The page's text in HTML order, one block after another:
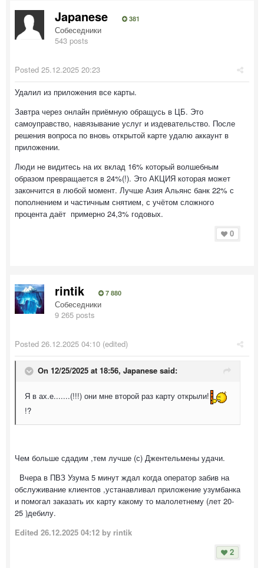
Japanese 381
Собеседники
543 posts
Posted 25.12.2025 20:23
Удалил из приложения все карты.
Завтра через онлайн приёмную обращусь в ЦБ. Это
самоуправство, навязывание услуг и издевательство. После
решения вопроса по вновь открытой карте удалю аккаунт в
приложении.
Люди не видитесь на их вклад 16% который волшебным
образом превращается в 24%(!). Это АКЦИЯ которая может
закончится в любой момент. Лучше Азия Альянс банк 22% с
пополнением и частичным снятием, с учётом сложного
процента даёт примерно 24,3% годовых.
0
rintik 7 880
Собеседники
9 265 posts
Posted 26.12.2025 04:10 (edited)
On 12/25/2025 at 18:56, Japanese said:
Я в ах.е.......(!!!) они мне второй раз карту открыли!
!?
Чем больше сдадим ,тем лучше (с) Джентельмены удачи.
Вчера в ПВЗ Узума 5 минут ждал когда оператор забив на
обслуживание клиентов ,устанавливал приложение узумбанка
и помогал заказать их карту какому то малолетнему (лет 20-
25 )дебилу.
Edited 26.12.2025 04:12 by rintik
2